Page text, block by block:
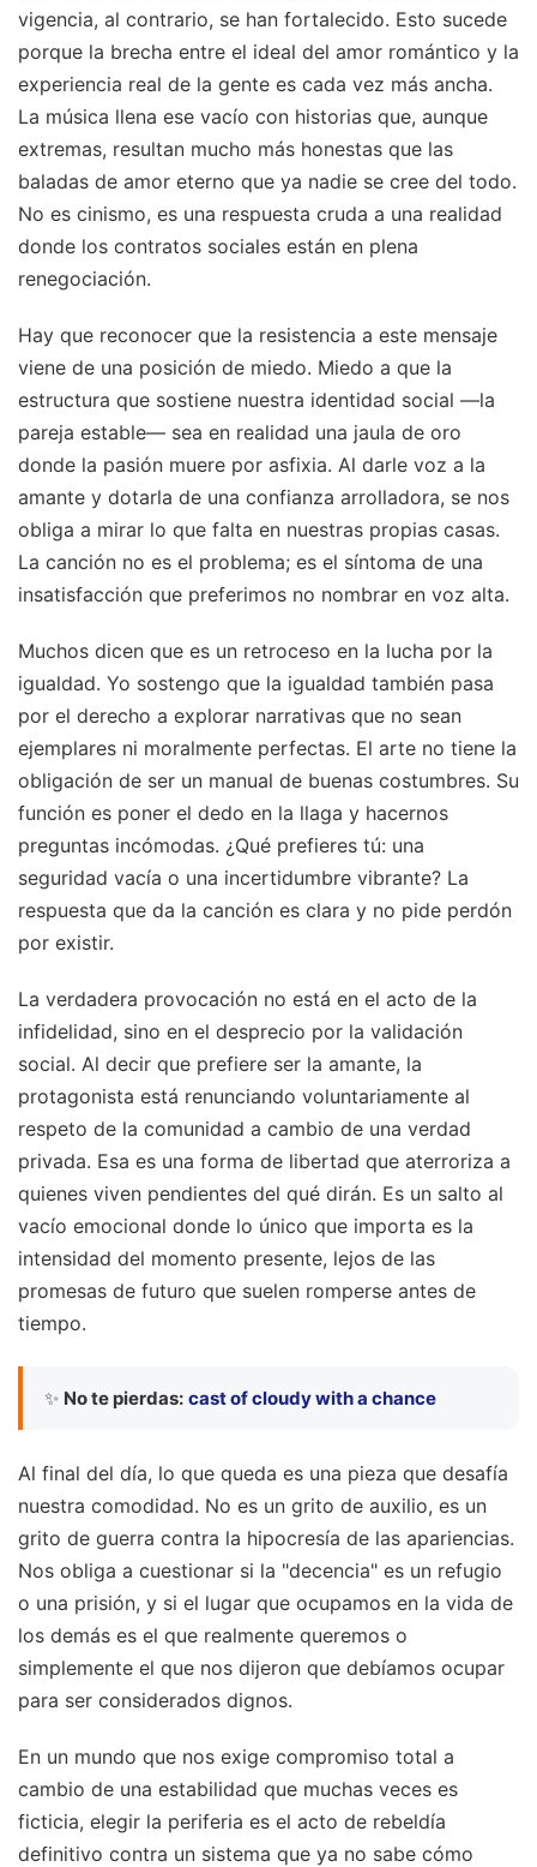
vigencia, al contrario, se han fortalecido. Esto sucede
porque la brecha entre el ideal del amor romántico y la
experiencia real de la gente es cada vez más ancha.
La música llena ese vacío con historias que, aunque
extremas, resultan mucho más honestas que las
baladas de amor eterno que ya nadie se cree del todo.
No es cinismo, es una respuesta cruda a una realidad
donde los contratos sociales están en plena
renegociación.
Hay que reconocer que la resistencia a este mensaje
viene de una posición de miedo. Miedo a que la
estructura que sostiene nuestra identidad social —la
pareja estable— sea en realidad una jaula de oro
donde la pasión muere por asfixia. Al darle voz a la
amante y dotarla de una confianza arrolladora, se nos
obliga a mirar lo que falta en nuestras propias casas.
La canción no es el problema; es el síntoma de una
insatisfacción que preferimos no nombrar en voz alta.
Muchos dicen que es un retroceso en la lucha por la
igualdad. Yo sostengo que la igualdad también pasa
por el derecho a explorar narrativas que no sean
ejemplares ni moralmente perfectas. El arte no tiene la
obligación de ser un manual de buenas costumbres. Su
función es poner el dedo en la llaga y hacernos
preguntas incómodas. ¿Qué prefieres tú: una
seguridad vacía o una incertidumbre vibrante? La
respuesta que da la canción es clara y no pide perdón
por existir.
La verdadera provocación no está en el acto de la
infidelidad, sino en el desprecio por la validación
social. Al decir que prefiere ser la amante, la
protagonista está renunciando voluntariamente al
respeto de la comunidad a cambio de una verdad
privada. Esa es una forma de libertad que aterroriza a
quienes viven pendientes del qué dirán. Es un salto al
vacío emocional donde lo único que importa es la
intensidad del momento presente, lejos de las
promesas de futuro que suelen romperse antes de
tiempo.
✨ No te pierdas: cast of cloudy with a chance
Al final del día, lo que queda es una pieza que desafía
nuestra comodidad. No es un grito de auxilio, es un
grito de guerra contra la hipocresía de las apariencias.
Nos obliga a cuestionar si la "decencia" es un refugio
o una prisión, y si el lugar que ocupamos en la vida de
los demás es el que realmente queremos o
simplemente el que nos dijeron que debíamos ocupar
para ser considerados dignos.
En un mundo que nos exige compromiso total a
cambio de una estabilidad que muchas veces es
ficticia, elegir la periferia es el acto de rebeldía
definitivo contra un sistema que ya no sabe cómo